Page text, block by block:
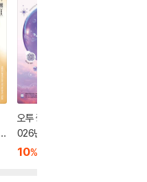
오투 중학 과학 2-2 (2
026년)
10%